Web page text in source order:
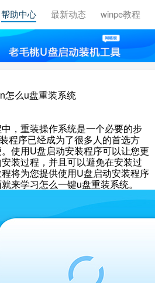
帮助中心 最新动态 winpe教程
怎么u盘重装系统
，重装操作系统是一个必要的步
程序已经成为了很多人的首选方
使用U盘启动安装程序可以让您更
装过程，并且可以避免在安装过
将为您提供使用U盘启动安装程序
来学习怎么一键u盘重装系统。